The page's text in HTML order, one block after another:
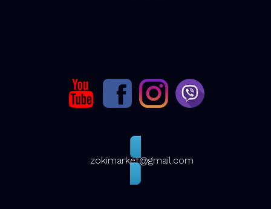
zokimarket@gmail.com